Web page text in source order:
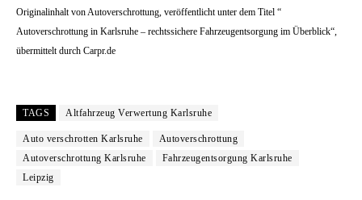
Originalinhalt von Autoverschrottung, veröffentlicht unter dem Titel “
Autoverschrottung in Karlsruhe – rechtssichere Fahrzeugentsorgung im Überblick“,
übermittelt durch Carpr.de
TAGS Altfahrzeug Verwertung Karlsruhe
Auto verschrotten Karlsruhe
Autoverschrottung
Autoverschrottung Karlsruhe
Fahrzeugentsorgung Karlsruhe
Leipzig